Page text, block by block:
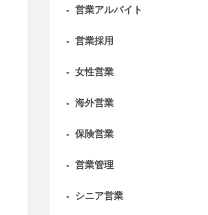
- 営業アルバイト
- 営業採用
- 女性営業
- 海外営業
- 保険営業
- 営業管理
- シニア営業